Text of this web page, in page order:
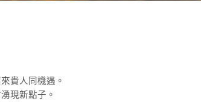
貴人同機遇。
現新點子。